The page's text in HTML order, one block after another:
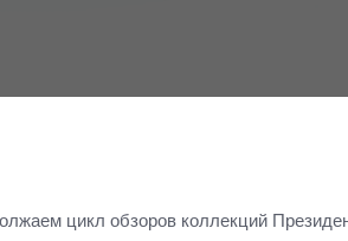
цикл обзоров коллекций